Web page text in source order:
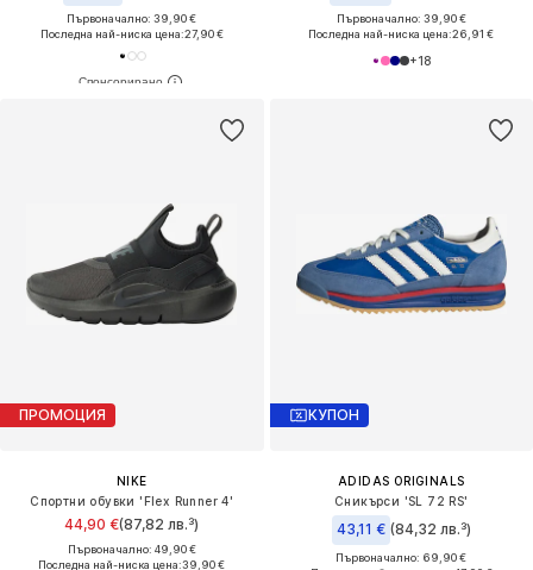
Първоначално: 39,90 €
Последна най-ниска цена:27,90 €
Първоначално: 39,90 €
Последна най-ниска цена:26,91 €
+18
ПРОМОЦИЯ
NIKE
Спортни обувки 'Flex Runner 4'
44,90 €(87,82 лв.³)
Първоначално: 49,90 €
Последна най-ниска цена:39,90 €
КУПОН
ADIDAS ORIGINALS
Сникърси 'SL 72 RS'
43,11 € (84,32 лв.³)
Първоначално: 69,90 €